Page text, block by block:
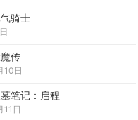
骑士
传
10日
笔记：启程
11日